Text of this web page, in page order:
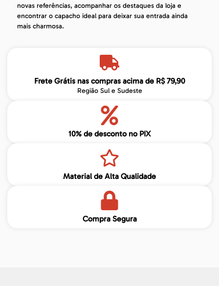
novas referências, acompanhar os destaques da loja e
encontrar o capacho ideal para deixar sua entrada ainda
mais charmosa.
Frete Grátis nas compras acima de R$ 79,90
Região Sul e Sudeste
10% de desconto no PIX
Material de Alta Qualidade
Compra Segura